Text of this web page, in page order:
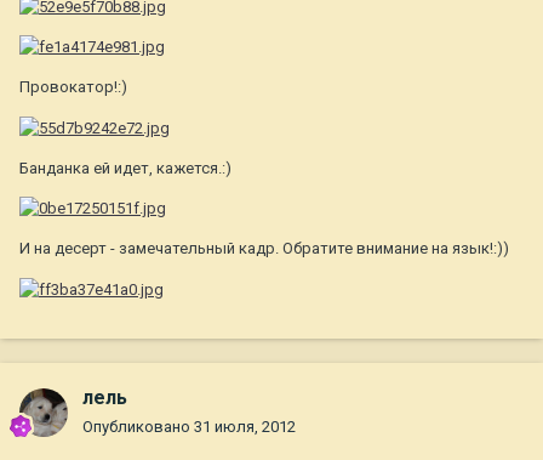
Провокатор!:)
Банданка ей идет, кажется.:)
И на десерт - замечательный кадр. Обратите внимание на язык!:))
лель
Опубликовано 31 июля, 2012